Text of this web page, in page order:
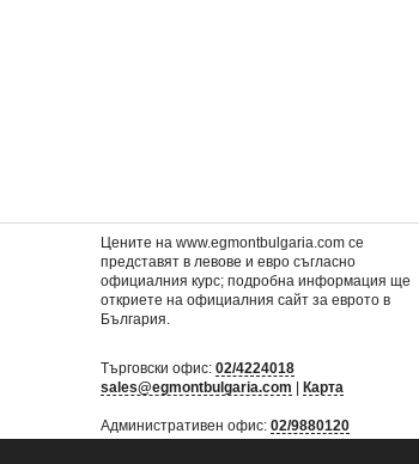
Цените на www.egmontbulgaria.com се
представят в левове и евро съгласно
официалния курс; подробна информация ще
откриете наофициалния сайт за еврото в
България
Търговски офис:02/4224018
sales@egmontbulgaria.com |Карта
Административен офис:02/9880120
mail@egmontbulgaria.com|Карта